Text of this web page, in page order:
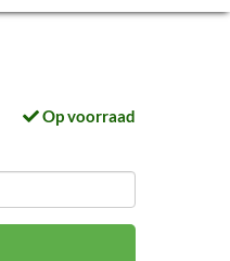
Op voorraad